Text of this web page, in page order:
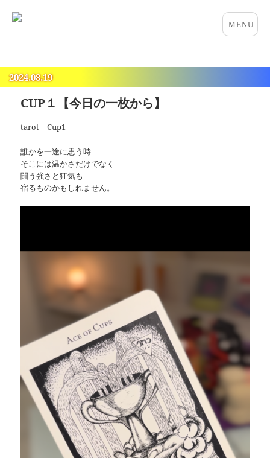
2024.08.19
CUP１【今日の一枚から】
tarot Cup1
誰かを一途に思う時
そこには温かさだけでなく
闘う強さと狂気も
宿るものかもしれません。